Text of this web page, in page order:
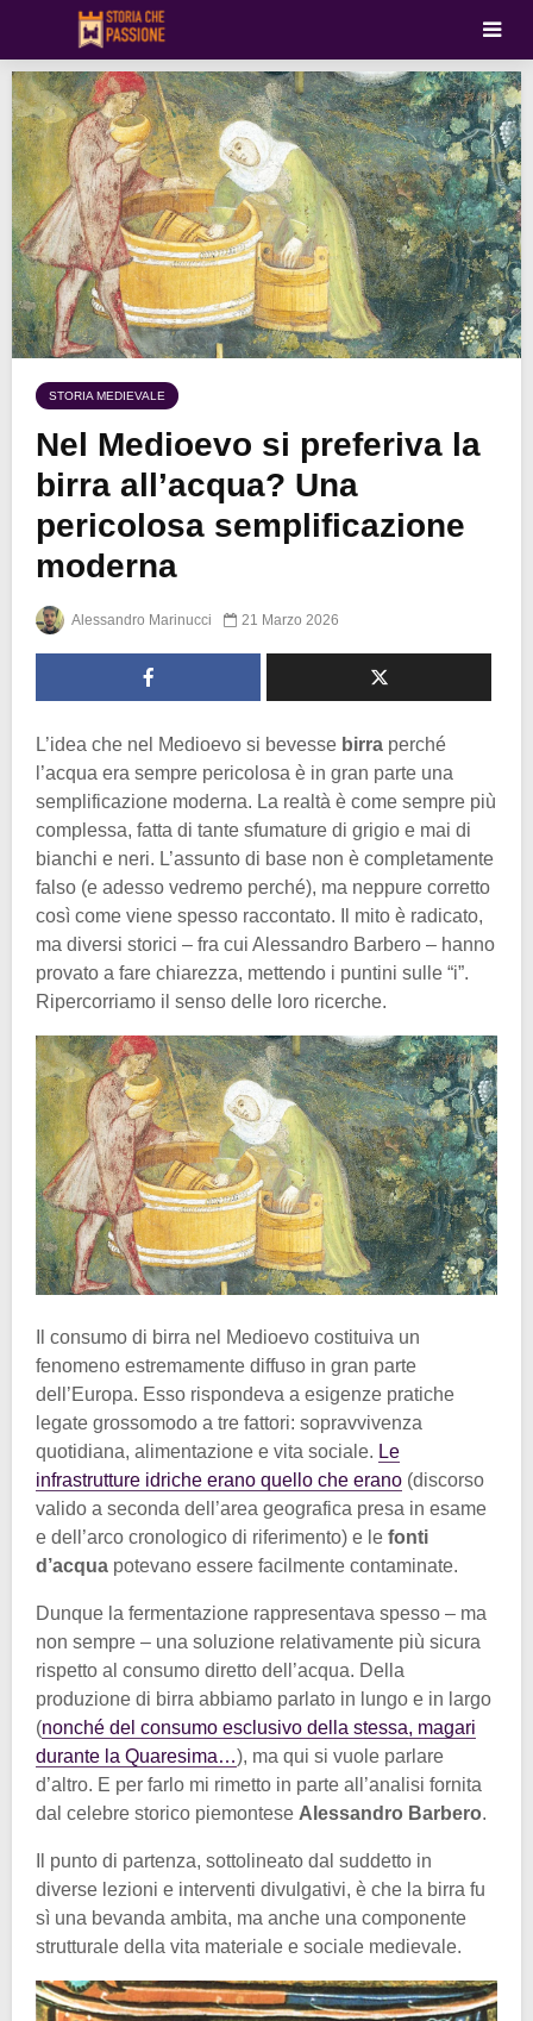
STORIA MEDIEVALE
Nel Medioevo si preferiva la
birra all’acqua? Una
pericolosa semplificazione
moderna
Alessandro Marinucci 21 Marzo 2026
L’idea che nel Medioevo si bevesse birra perché
l’acqua era sempre pericolosa è in gran parte una
semplificazione moderna. La realtà è come sempre più
complessa, fatta di tante sfumature di grigio e mai di
bianchi e neri. L’assunto di base non è completamente
falso (e adesso vedremo perché), ma neppure corretto
così come viene spesso raccontato. Il mito è radicato,
ma diversi storici – fra cui Alessandro Barbero – hanno
provato a fare chiarezza, mettendo i puntini sulle “i”.
Ripercorriamo il senso delle loro ricerche.
Il consumo di birra nel Medioevo costituiva un
fenomeno estremamente diffuso in gran parte
dell’Europa. Esso rispondeva a esigenze pratiche
legate grossomodo a tre fattori: sopravvivenza
quotidiana, alimentazione e vita sociale. Le
infrastrutture idriche erano quello che erano (discorso
valido a seconda dell’area geografica presa in esame
e dell’arco cronologico di riferimento) e le fonti
d’acqua potevano essere facilmente contaminate.
Dunque la fermentazione rappresentava spesso – ma
non sempre – una soluzione relativamente più sicura
rispetto al consumo diretto dell’acqua. Della
produzione di birra abbiamo parlato in lungo e in largo
(nonché del consumo esclusivo della stessa, magari
durante la Quaresima…), ma qui si vuole parlare
d’altro. E per farlo mi rimetto in parte all’analisi fornita
dal celebre storico piemontese Alessandro Barbero.
Il punto di partenza, sottolineato dal suddetto in
diverse lezioni e interventi divulgativi, è che la birra fu
sì una bevanda ambita, ma anche una componente
strutturale della vita materiale e sociale medievale.